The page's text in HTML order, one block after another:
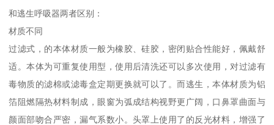
和逃生呼吸器两者区别：
材质不同
过滤式，的本体材质一般为橡胶、硅胶，密闭贴合性能好，佩戴舒
适。本体为可重复使用型，使用后清洗还可以多次使用，对过滤有
毒物质的滤棉或滤毒盒定期更换就可以了。而逃生，本体材质为铝
箔阻燃隔热材料制成，眼窗为弧成结构视野更广阔，口鼻罩曲面与
颜面部吻合严密，漏气系数小。头罩上使用了的反光材料，增强了